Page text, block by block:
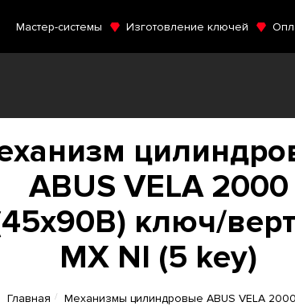
Мастер-системы Изготовление ключей
ABUS VELA 2000
ключ/
MX NI (5 key)
Главная Механизмы цилиндровые ABUS VELA